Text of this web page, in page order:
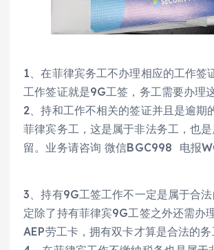
1、在菲律宾务工不办理相应的工作签
工作签证就是9G工签，务工需要办理
2、持和工作不相关的签证并且是逾期
菲律宾务工，这是属于非法务工，也
留。业务请咨询 微信BGC998 电报
3、持有9G工签工作不一定是属于合
定除了持有菲律宾9G工签之外还需办
AEP劳工卡，拥有双卡才算是合法的务